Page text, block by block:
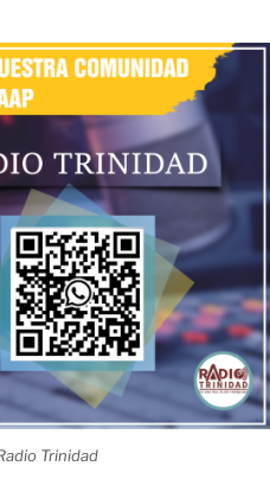
Trinidad